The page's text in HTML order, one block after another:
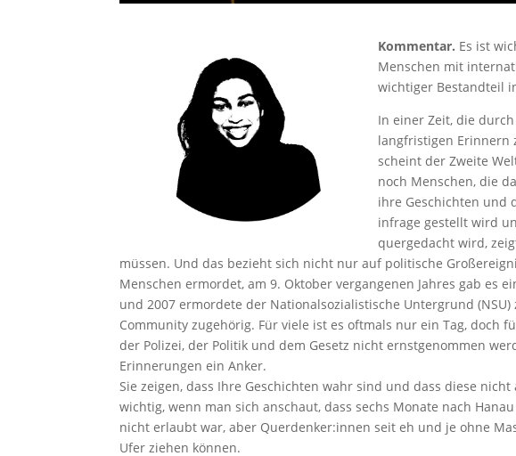
Kommentar. Es ist
Menschen mit
wichtiger Bestandteil
In einer Zeit, die
langfristigen Erinnern
scheint der Zweite
noch Menschen, die
ihre Geschichten und
infrage gestellt wird
quergedacht wird,
müssen. Und das bezieht sich nicht nur auf politische
Menschen ermordet, am 9. Oktober vergangenen Jahres gab es
und 2007 ermordete der Nationalsozialistische Untergrund
Community zugehörig. Für viele ist es oftmals nur ein Tag, doch
der Polizei, der Politik und dem Gesetz nicht ernstgenommen
Erinnerungen ein Anker.
Sie zeigen, dass Ihre Geschichten wahr sind und dass diese
wichtig, wenn man sich anschaut, dass sechs Monate nach
nicht erlaubt war, aber Querdenker:innen seit eh und je ohne
Ufer ziehen können.